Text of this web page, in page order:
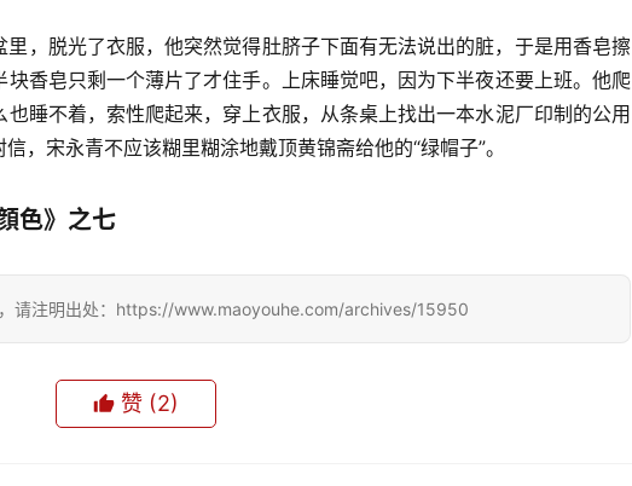
，脱光了衣服，他突然觉得肚脐子下面有无法说出的脏，于是用香皂擦
香皂只剩一个薄片了才住手。上床睡觉吧，因为下半夜还要上班。他爬
睡不着，索性爬起来，穿上衣服，从条桌上找出一本水泥厂印制的公用
，宋永青不应该糊里糊涂地戴顶黄锦斋给他的“绿帽子”。
》之七
请注明出处：https://www.maoyouhe.com/archives/15950
赞 (2)